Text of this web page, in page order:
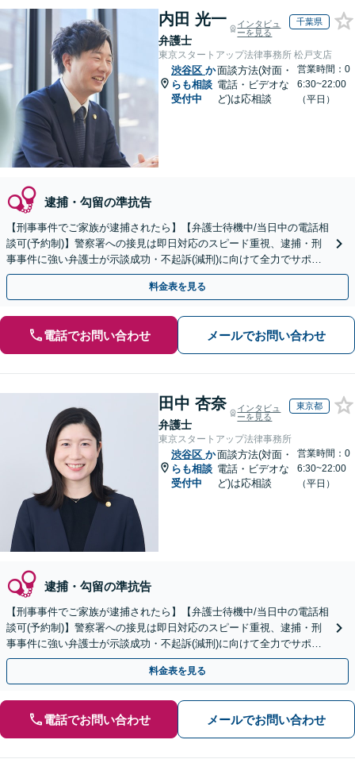
内田 光一
弁護士
インタビュ
ーを見る
千葉県
東京スタートアップ法律事務所 松戸支店
渋谷区 か
らも相談
受付中
面談方法(対面・
電話・ビデオな
ど)は応相談
営業時間：0
6:30~22:00
（平日）
逮捕・勾留の準抗告
【刑事事件でご家族が逮捕されたら】【弁護士待機中/当日中の電話相
談可(予約制)】警察署への接見は即日対応のスピード重視、逮捕・刑
事事件に強い弁護士が示談成功・不起訴(減刑)に向けて全力でサポー
トします。【加害者側の相談専門】
料金表を見る
電話でお問い合わせ メールでお問い合わせ
田中 杏奈
弁護士
インタビュ
ーを見る
東京都
東京スタートアップ法律事務所
渋谷区 か
らも相談
受付中
面談方法(対面・
電話・ビデオな
ど)は応相談
営業時間：0
6:30~22:00
（平日）
逮捕・勾留の準抗告
【刑事事件でご家族が逮捕されたら】【弁護士待機中/当日中の電話相
談可(予約制)】警察署への接見は即日対応のスピード重視、逮捕・刑
事事件に強い弁護士が示談成功・不起訴(減刑)に向けて全力でサポー
トします。【加害者側の相談専門】
料金表を見る
電話でお問い合わせ メールでお問い合わせ